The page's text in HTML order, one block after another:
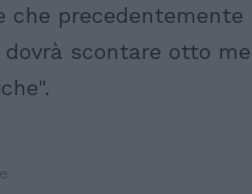
precedentemente
dovrà scontare otto